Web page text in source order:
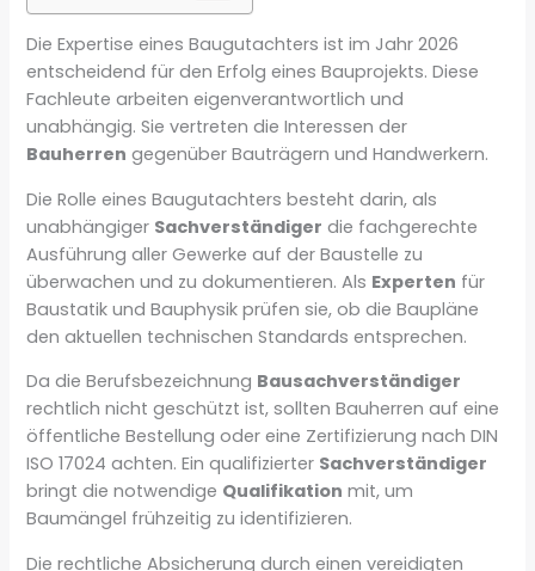
Die Expertise eines Baugutachters ist im Jahr 2026
entscheidend für den Erfolg eines Bauprojekts. Diese
Fachleute arbeiten eigenverantwortlich und
unabhängig. Sie vertreten die Interessen der
Bauherren gegenüber Bauträgern und Handwerkern.
Die Rolle eines Baugutachters besteht darin, als
unabhängiger Sachverständiger die fachgerechte
Ausführung aller Gewerke auf der Baustelle zu
überwachen und zu dokumentieren. Als Experten für
Baustatik und Bauphysik prüfen sie, ob die Baupläne
den aktuellen technischen Standards entsprechen.
Da die Berufsbezeichnung Bausachverständiger
rechtlich nicht geschützt ist, sollten Bauherren auf eine
öffentliche Bestellung oder eine Zertifizierung nach DIN
ISO 17024 achten. Ein qualifizierter Sachverständiger
bringt die notwendige Qualifikation mit, um
Baumängel frühzeitig zu identifizieren.
Die rechtliche Absicherung durch einen vereidigten